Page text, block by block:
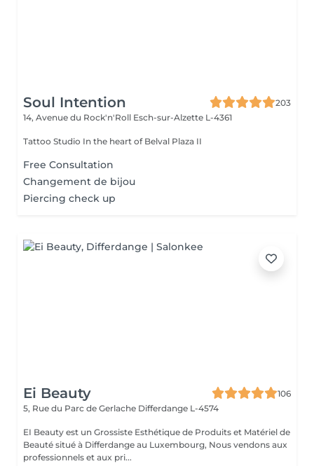
Soul Intention
203
14, Avenue du Rock'n'Roll Esch-sur-Alzette L-4361
Tattoo Studio In the heart of Belval Plaza II
Free Consultation
Changement de bijou
Piercing check up
Ei Beauty
106
5, Rue du Parc de Gerlache Differdange L-4574
EI Beauty est un Grossiste Esthétique de Produits et Matériel de
Beauté situé à Differdange au Luxembourg, Nous vendons aux
professionnels et aux pri...